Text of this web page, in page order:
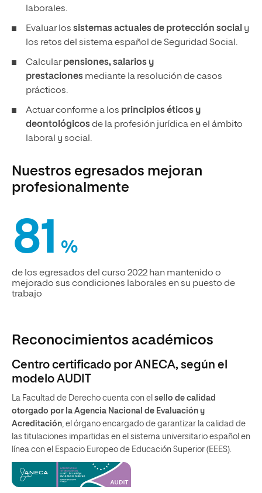
laborales.
Evaluar los sistemas actuales de protección social y
los retos del sistema español de Seguridad Social.
Calcularpensiones, salarios y
prestaciones mediante la resolución de casos
prácticos.
Actuar conforme a los principios éticos y
deontológicosde la profesión jurídica en el ámbito
laboral y social.
Nuestros egresados mejoran
profesionalmente
81 %
de los egresados del curso 2022 han mantenido o
mejorado sus condiciones laborales en su puesto de
trabajo
Reconocimientos académicos
Centro certificado por ANECA, según el
modelo AUDIT
La Facultad de Derecho cuenta con el sello de calidad
otorgado por la Agencia Nacional de Evaluación y
Acreditación, el órgano encargado de garantizar la calidad de
las titulaciones impartidas en el sistema universitario español en
línea con el Espacio Europeo de Educación Superior (EEES).